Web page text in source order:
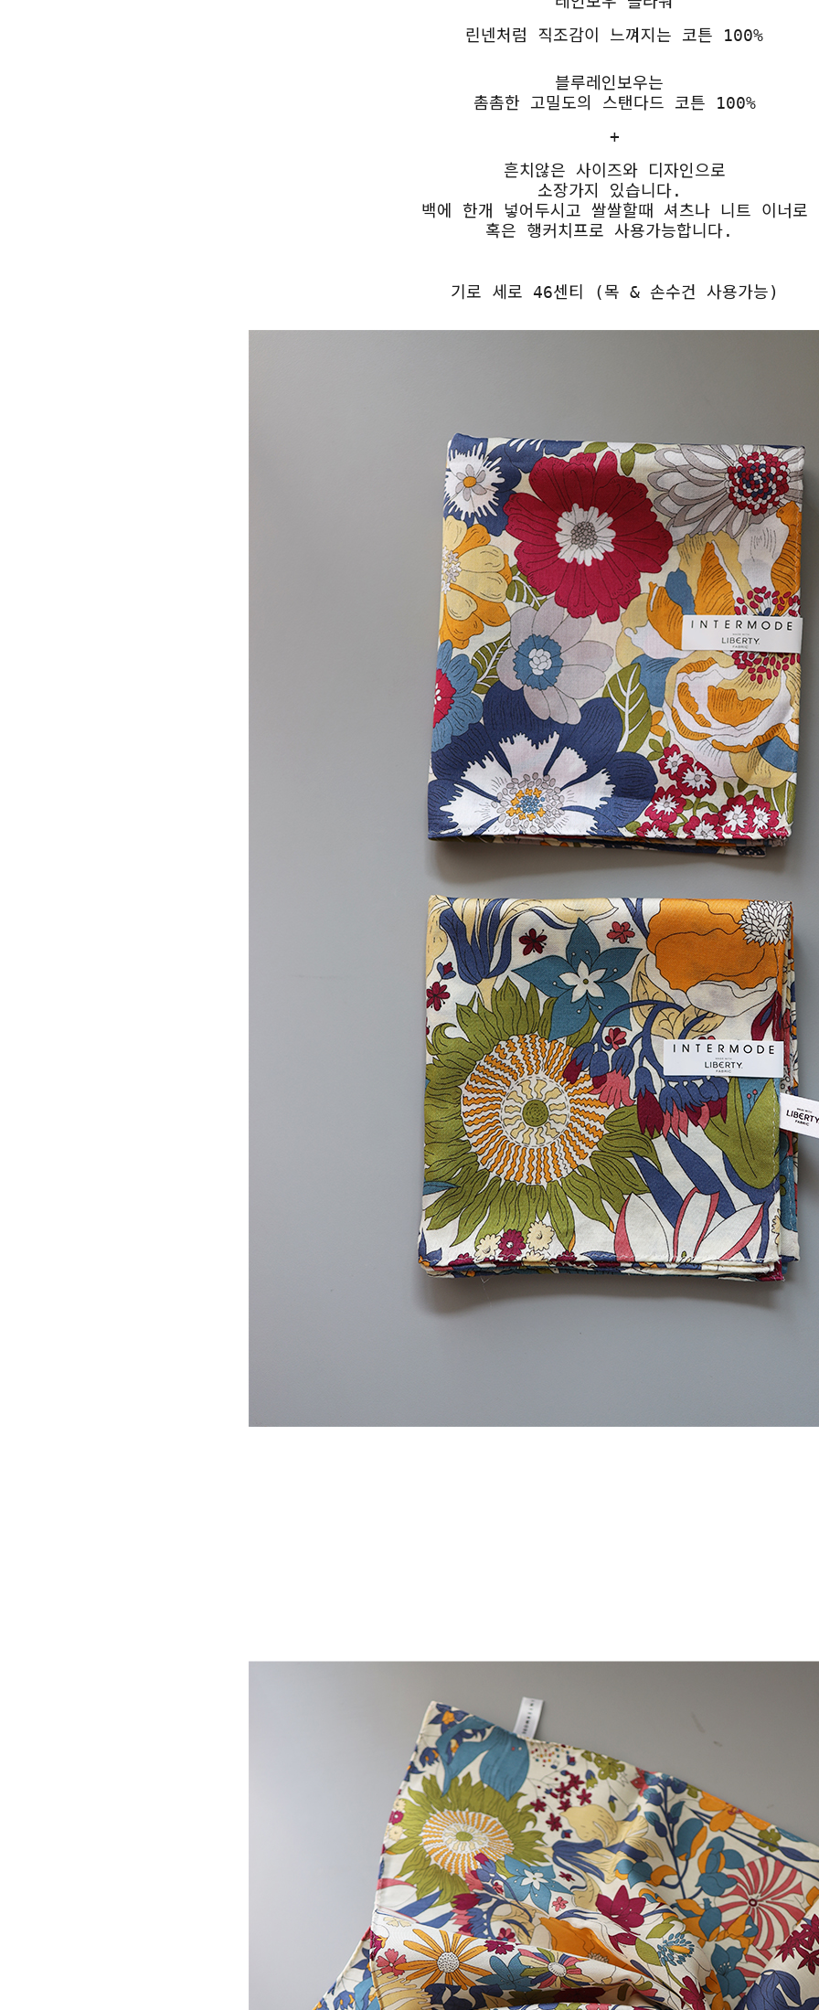
린넨처럼 직조감이 느껴지는 코튼 100%
블루레인보우는
촘촘한 고밀도의 스탠다드 코튼 100%
+
흔치않은 사이즈와 디자인으로
소장가지 있습니다.
백에 한개 넣어두시고 쌀쌀할때 셔츠나 니트 이너로
혹은 행커치프로 사용가능합니다.
기로 세로 46센티 (목 & 손수건 사용가능)